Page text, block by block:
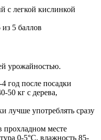
с легкой кислинкой
из 5 баллов
урожайностью.
год после посадки
50 кг с дерева,
лучше употреблять сразу
прохладном месте
0-5°C, влажность 85-